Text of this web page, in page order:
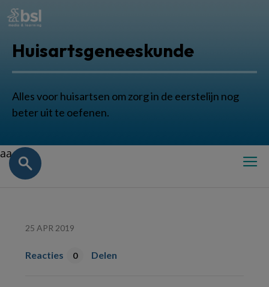
Huisartsgeneeskunde
Alles voor huisartsen om zorg in de eerstelijn nog
beter uit te oefenen.
aa
25 APR 2019
Reacties 0 Delen